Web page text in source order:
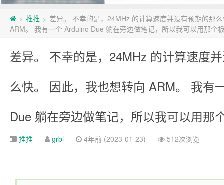
> 推推 > 差异。 不幸的是，24MHz 的计算速度并没有预期的那
ARM。 我有一个 Arduino Due 躺在旁边做笔记，所以我可以用那个
差异。 不幸的是，24MHz 的计算速度
么快。 因此，我也想转向 ARM。 我有
Due 躺在旁边做笔记，所以我可以用那
推推 grbl 4年前 (2023-01-23) 512次浏览